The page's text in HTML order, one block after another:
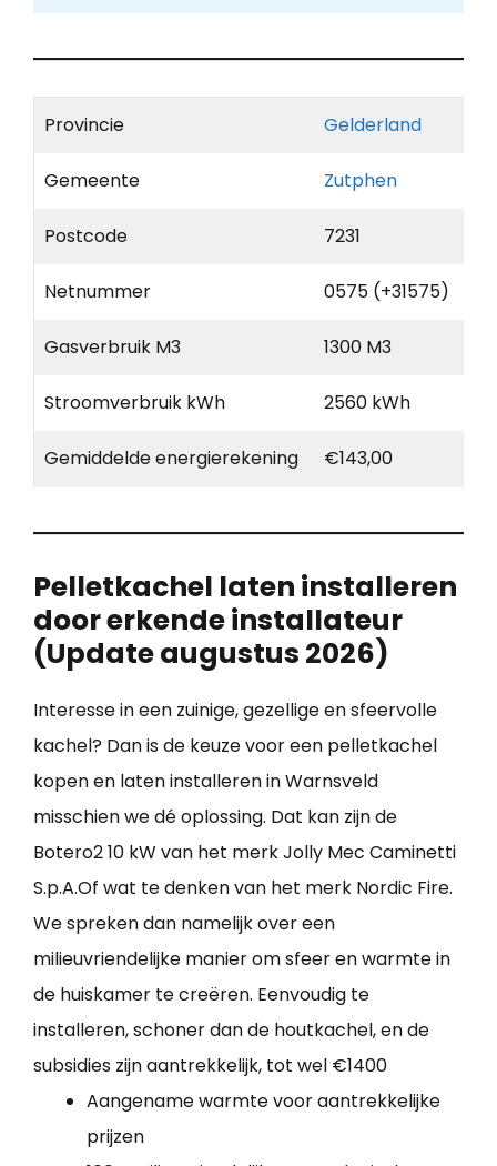
Provincie Gelderland
Gemeente Zutphen
Postcode 7231
Netnummer 0575 (+31575)
Gasverbruik M3 1300 M3
Stroomverbruik kWh 2560 kWh
Gemiddelde energierekening €143,00
Pelletkachel laten installeren
door erkende installateur
(Update augustus 2026)
Interesse in een zuinige, gezellige en sfeervolle
kachel? Dan is de keuze voor een pelletkachel
kopen en laten installeren in Warnsveld
misschien we dé oplossing. Dat kan zijn de
Botero2 10 kW van het merk Jolly Mec Caminetti
S.p.A.Of wat te denken van het merk Nordic Fire.
We spreken dan namelijk over een
milieuvriendelijke manier om sfeer en warmte in
de huiskamer te creëren. Eenvoudig te
installeren, schoner dan de houtkachel, en de
subsidies zijn aantrekkelijk, tot wel €1400
Aangename warmte voor aantrekkelijke
prijzen